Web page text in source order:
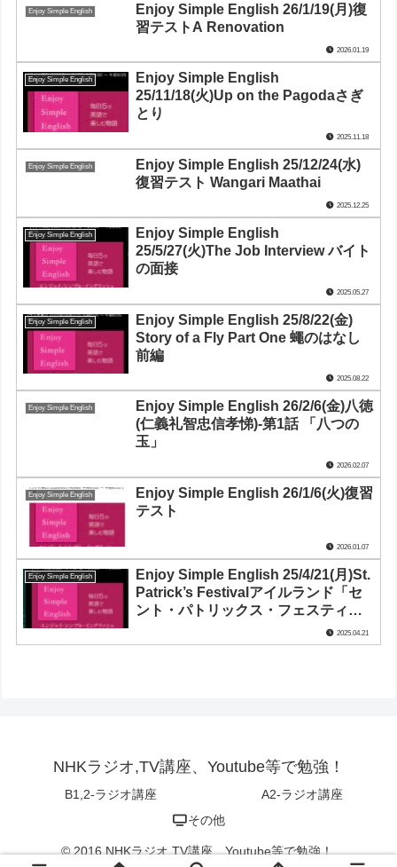
Enjoy Simple English
Enjoy Simple English 26/1/19(月)復
習テストA Renovation
2026.01.19
Enjoy Simple English
Enjoy Simple English
25/11/18(火)Up on the Pagodaさぎ
とり
2025.11.18
Enjoy Simple English
Enjoy Simple English 25/12/24(水)
復習テスト Wangari Maathai
2025.12.25
Enjoy Simple English
Enjoy Simple English
25/5/27(火)The Job Interview バイト
の面接
2025.05.27
Enjoy Simple English
Enjoy Simple English 25/8/22(金)
Story of a Fly Part One 蠅のはなし
前編
2025.08.22
Enjoy Simple English
Enjoy Simple English 26/2/6(金)八徳
(仁義礼智忠信孝悌)-第1話 「八つの
玉」
2026.02.07
Enjoy Simple English
Enjoy Simple English 26/1/6(火)復習
テスト
2026.01.07
Enjoy Simple English
Enjoy Simple English 25/4/21(月)St.
Patrick’s Festivalアイルランド「セ
ント・パトリックス・フェスティバ
2025.04.21
NHKラジオ,TV講座、Youtube等で勉強！
B1,2-ラジオ講座
A2-ラジオ講座
その他
© 2016 NHKラジオ,TV講座、Youtube等で勉強！.